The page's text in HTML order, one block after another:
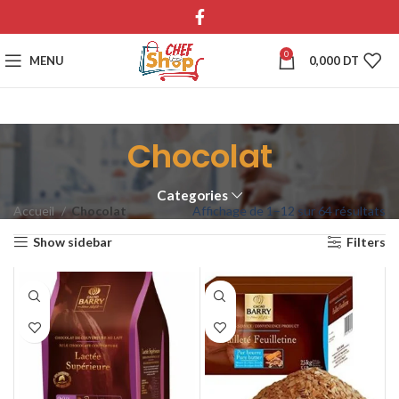
MENU 0 0,000 DT
Chocolat
Categories
Accueil Chocolat Affichage de 1–12 sur 64 résultats
Show sidebar Filters